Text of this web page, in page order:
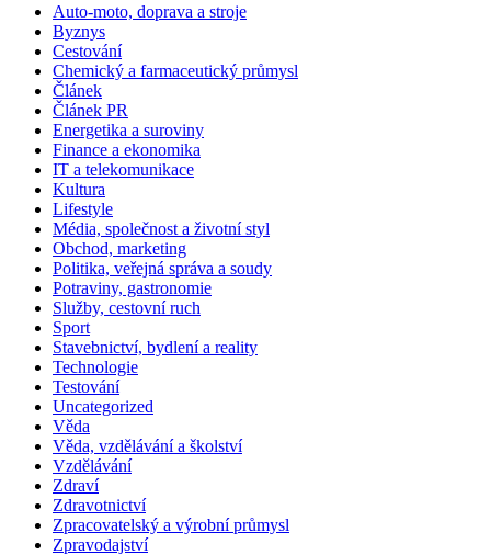
Auto-moto, doprava a stroje
Byznys
Cestování
Chemický a farmaceutický průmysl
Článek
Článek PR
Energetika a suroviny
Finance a ekonomika
IT a telekomunikace
Kultura
Lifestyle
Média, společnost a životní styl
Obchod, marketing
Politika, veřejná správa a soudy
Potraviny, gastronomie
Služby, cestovní ruch
Sport
Stavebnictví, bydlení a reality
Technologie
Testování
Uncategorized
Věda
Věda, vzdělávání a školství
Vzdělávání
Zdraví
Zdravotnictví
Zpracovatelský a výrobní průmysl
Zpravodajství